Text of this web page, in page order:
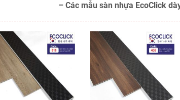
– Các mẫu sàn nhựa EcoClick